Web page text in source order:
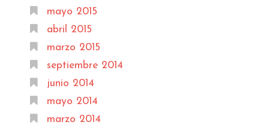
mayo 2015
abril 2015
marzo 2015
septiembre 2014
junio 2014
mayo 2014
marzo 2014